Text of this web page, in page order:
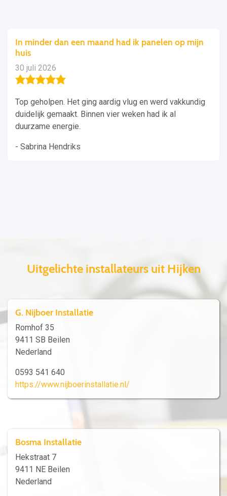
In minder dan een maand had ik panelen op mijn
huis
30 juli 2026
Top geholpen. Het ging aardig vlug en werd vakkundig
duidelijk gemaakt. Binnen vier weken had ik al
duurzame energie.
- Sabrina Hendriks
Uitgelichte installateurs uit Hijken
G. Nijboer Installatie
Romhof 35
9411 SB Beilen
Nederland
0593 541 640
https://www.nijboerinstallatie.nl/
Bosma Installatie
Hekstraat 7
9411 NE Beilen
Nederland